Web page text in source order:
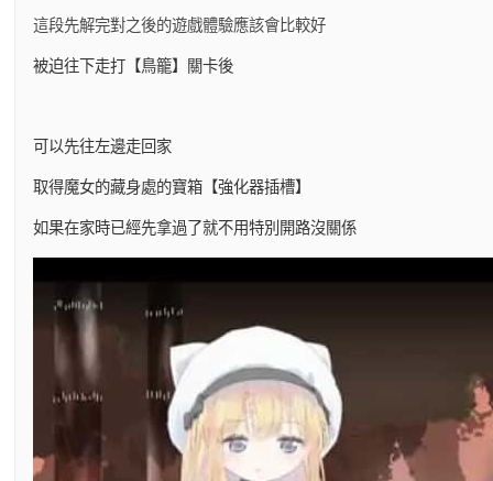
這段先解完對之後的遊戲體驗應該會比較好
被迫往下走打【鳥籠】關卡後
可以先往左邊走回家
取得魔女的藏身處的寶箱【強化器插槽】
如果在家時已經先拿過了就不用特別開路沒關係